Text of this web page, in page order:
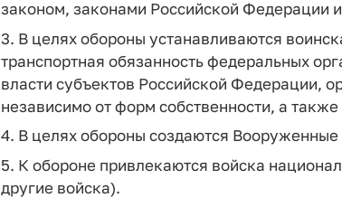
законом, законами Российской Федерации
3. В целях обороны устанавливаются
транспортная обязанность федеральных
власти субъектов Российской Федерации,
независимо от форм собственности, а
4. В целях обороны создаются
5. К обороне привлекаются войска
другие войска).